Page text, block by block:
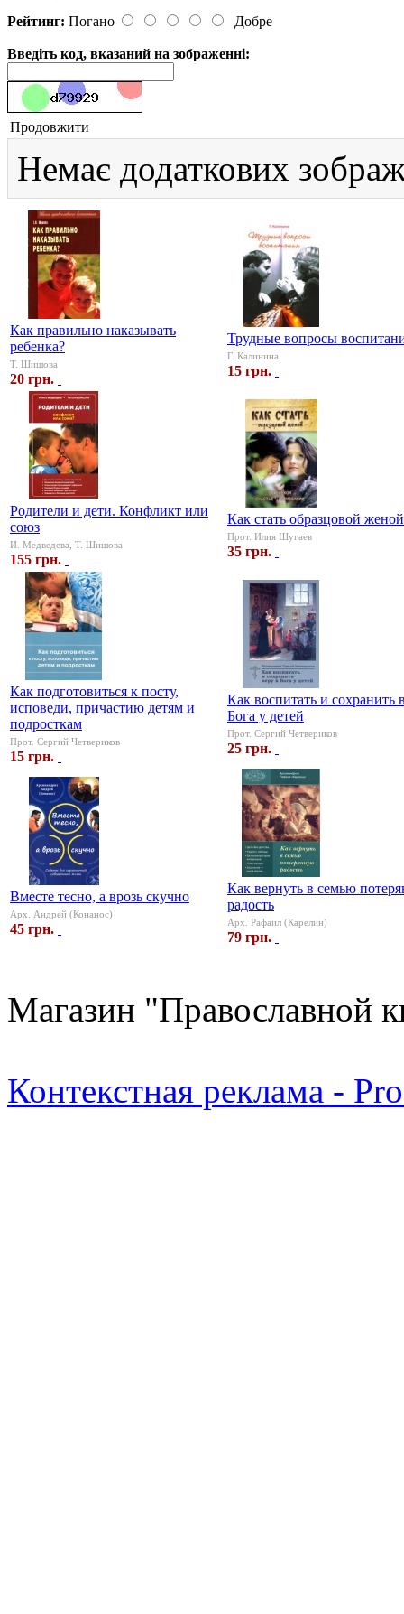
Рейтинг: Погано Добре
Введіть код, вказаний на зображенні:
Продовжити
Немає додаткових
Как правильно наказывать
ребенка?
Т. Шишова
20 грн.
Трудные вопросы
Г. Калинина
15 грн.
Родители и дети. Конфликт или
союз
И. Медведева, Т. Шишова
155 грн.
Как стать образцовой женой
Прот. Илия Шугаев
35 грн.
Как подготовиться к посту,
исповеди, причастию детям и
подросткам
Прот. Сергий Четвериков
15 грн.
Как воспитать и сохранить
Бога у детей
Прот. Сергий Четвериков
25 грн.
Вместе тесно, а врозь скучно
Арх. Андрей (Конанос)
45 грн.
Как вернуть в семью
радость
Арх. Рафаил (Карелин)
79 грн.
Магазин "Православной
Контекстная реклама -